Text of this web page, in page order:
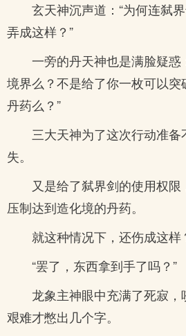
玄天神沉声道：“为何连弑
弄成这样？”
一旁的丹天神也是满脸疑惑
境界么？不是给了你一枚可以
丹药么？”
三大天神为了这次行动准
失。
又是给了弑界剑的使用权
压制达到造化境的丹药。
就这种情况下，还伤成这样
“罢了，东西拿到手了吗？”
龙象主神眼中充满了死寂
艰难才憋出几个字。